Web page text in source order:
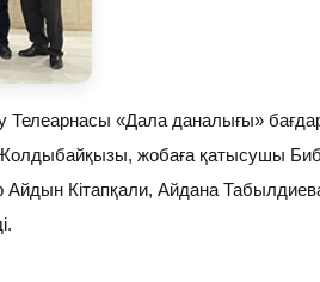
«Дала даналығы»
Жолдыбайқызы, жобаға қатысушы
Кітапқали, Айдана